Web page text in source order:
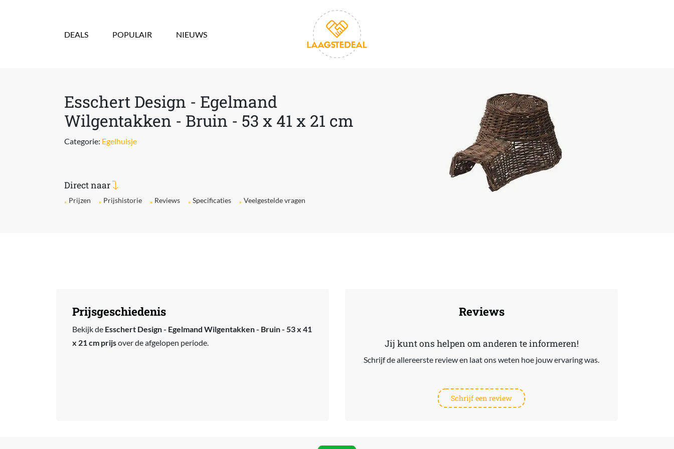
DEALS POPULAIR NIEUWS
Esschert Design - Egelmand
Wilgentakken - Bruin - 53 x 41 x 21 cm
Categorie: Egelhuisje
Direct naar
Prijzen Prijshistorie Reviews Specificaties Veelgestelde vragen
Prijsgeschiedenis
Bekijk de Esschert Design - Egelmand Wilgentakken - Bruin - 53 x 41
x 21 cm prijsover de afgelopen periode.
Reviews
Jij kunt ons helpen om anderen te informeren!
Schrijf de allereerste review en laat ons weten hoe jouw ervaring was.
Schrijf een review